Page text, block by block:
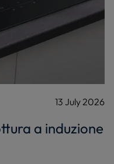
13 July 2026
a induzione